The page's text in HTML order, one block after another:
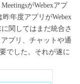
がWebexアプ
年度アプリがWebex
関してはまだ統合さ
プリ、チャットや通
でした。それが遂に